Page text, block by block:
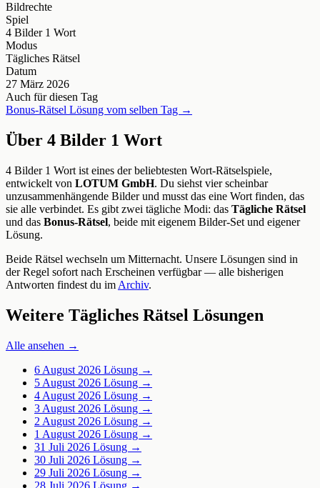
Bildrechte
Spiel
4 Bilder 1 Wort
Modus
Tägliches Rätsel
Datum
27 März 2026
Auch für diesen Tag
Bonus-Rätsel Lösung vom selben Tag →
Über 4 Bilder 1 Wort
4 Bilder 1 Wort ist eines der beliebtesten Wort-Rätselspiele,
entwickelt von LOTUM GmbH. Du siehst vier scheinbar
unzusammenhängende Bilder und musst das eine Wort finden, das
sie alle verbindet. Es gibt zwei tägliche Modi: das Tägliche Rätsel
und das Bonus-Rätsel, beide mit eigenem Bilder-Set und eigener
Lösung.
Beide Rätsel wechseln um Mitternacht. Unsere Lösungen sind in
der Regel sofort nach Erscheinen verfügbar — alle bisherigen
Antworten findest du im Archiv.
Weitere Tägliches Rätsel Lösungen
Alle ansehen →
6 August 2026 Lösung →
5 August 2026 Lösung →
4 August 2026 Lösung →
3 August 2026 Lösung →
2 August 2026 Lösung →
1 August 2026 Lösung →
31 Juli 2026 Lösung →
30 Juli 2026 Lösung →
29 Juli 2026 Lösung →
28 Juli 2026 Lösung →